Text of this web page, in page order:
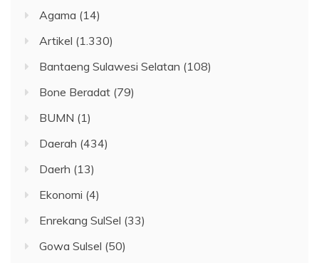
Agama (14)
Artikel (1.330)
Bantaeng Sulawesi Selatan (108)
Bone Beradat (79)
BUMN (1)
Daerah (434)
Daerh (13)
Ekonomi (4)
Enrekang SulSel (33)
Gowa Sulsel (50)